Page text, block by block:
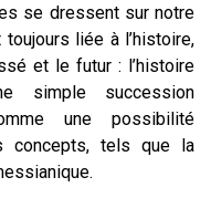
se dressent sur notre
liée à l’histoire,
et le futur : l’histoire
simple succession
une possibilité
concepts, tels que la